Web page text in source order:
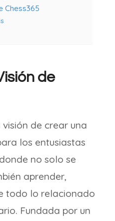
Chess365
de
visión de crear una
los entusiastas
no solo se
aprender,
todo lo relacionado
Fundada por un